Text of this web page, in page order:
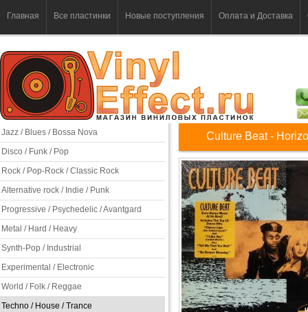
Главная Все пластинки Новые поступления Оплата и Доставка
Jazz / Blues / Bossa Nova
Disco / Funk / Pop
Rock / Pop-Rock / Classic Rock
Alternative rock / Indie / Punk
Progressive / Psychedelic / Avantgard
Metal / Hard / Heavy
Synth-Pop / Industrial
Experimental / Electronic
World / Folk / Reggae
Techno / House / Trance
Culture Beat -